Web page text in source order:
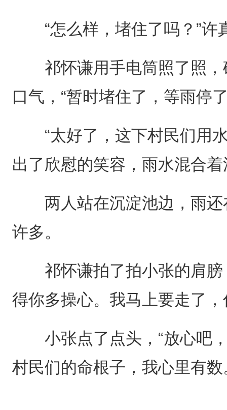
“怎么样，堵住了吗？”许
祁怀谦用手电筒照了照，
口气，“暂时堵住了，等雨停
“太好了，这下村民们用水
出了欣慰的笑容，雨水混合
两人站在沉淀池边，雨还
许多。
祁怀谦拍了拍小张的肩膀
得你多操心。我马上要走了
小张点了点头，“放心吧，
村民们的命根子，我心里有数